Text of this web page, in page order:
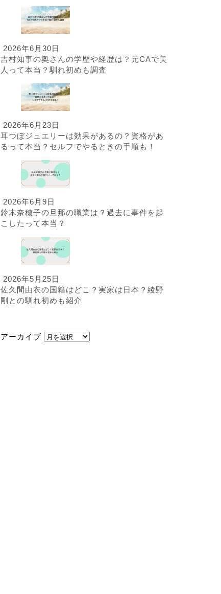
2026年6月30日
吉村知事の奥さんの学歴や経歴は？元CAで美
人って本当？馴れ初めも調査
2026年6月23日
耳つぼジュエリーは効果があるの？資格があ
るって本当？セルフでやるときの手順も！
2026年6月9日
鈴木奈穂子の旦那の職業は？過去に事件を起
こしたって本当？
2026年5月25日
佐久間由衣の国籍はどこ？実家は日本？綾野
剛との馴れ初めも紹介
アーカイブ